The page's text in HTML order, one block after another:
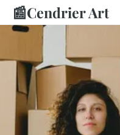
📰Cendrier Art